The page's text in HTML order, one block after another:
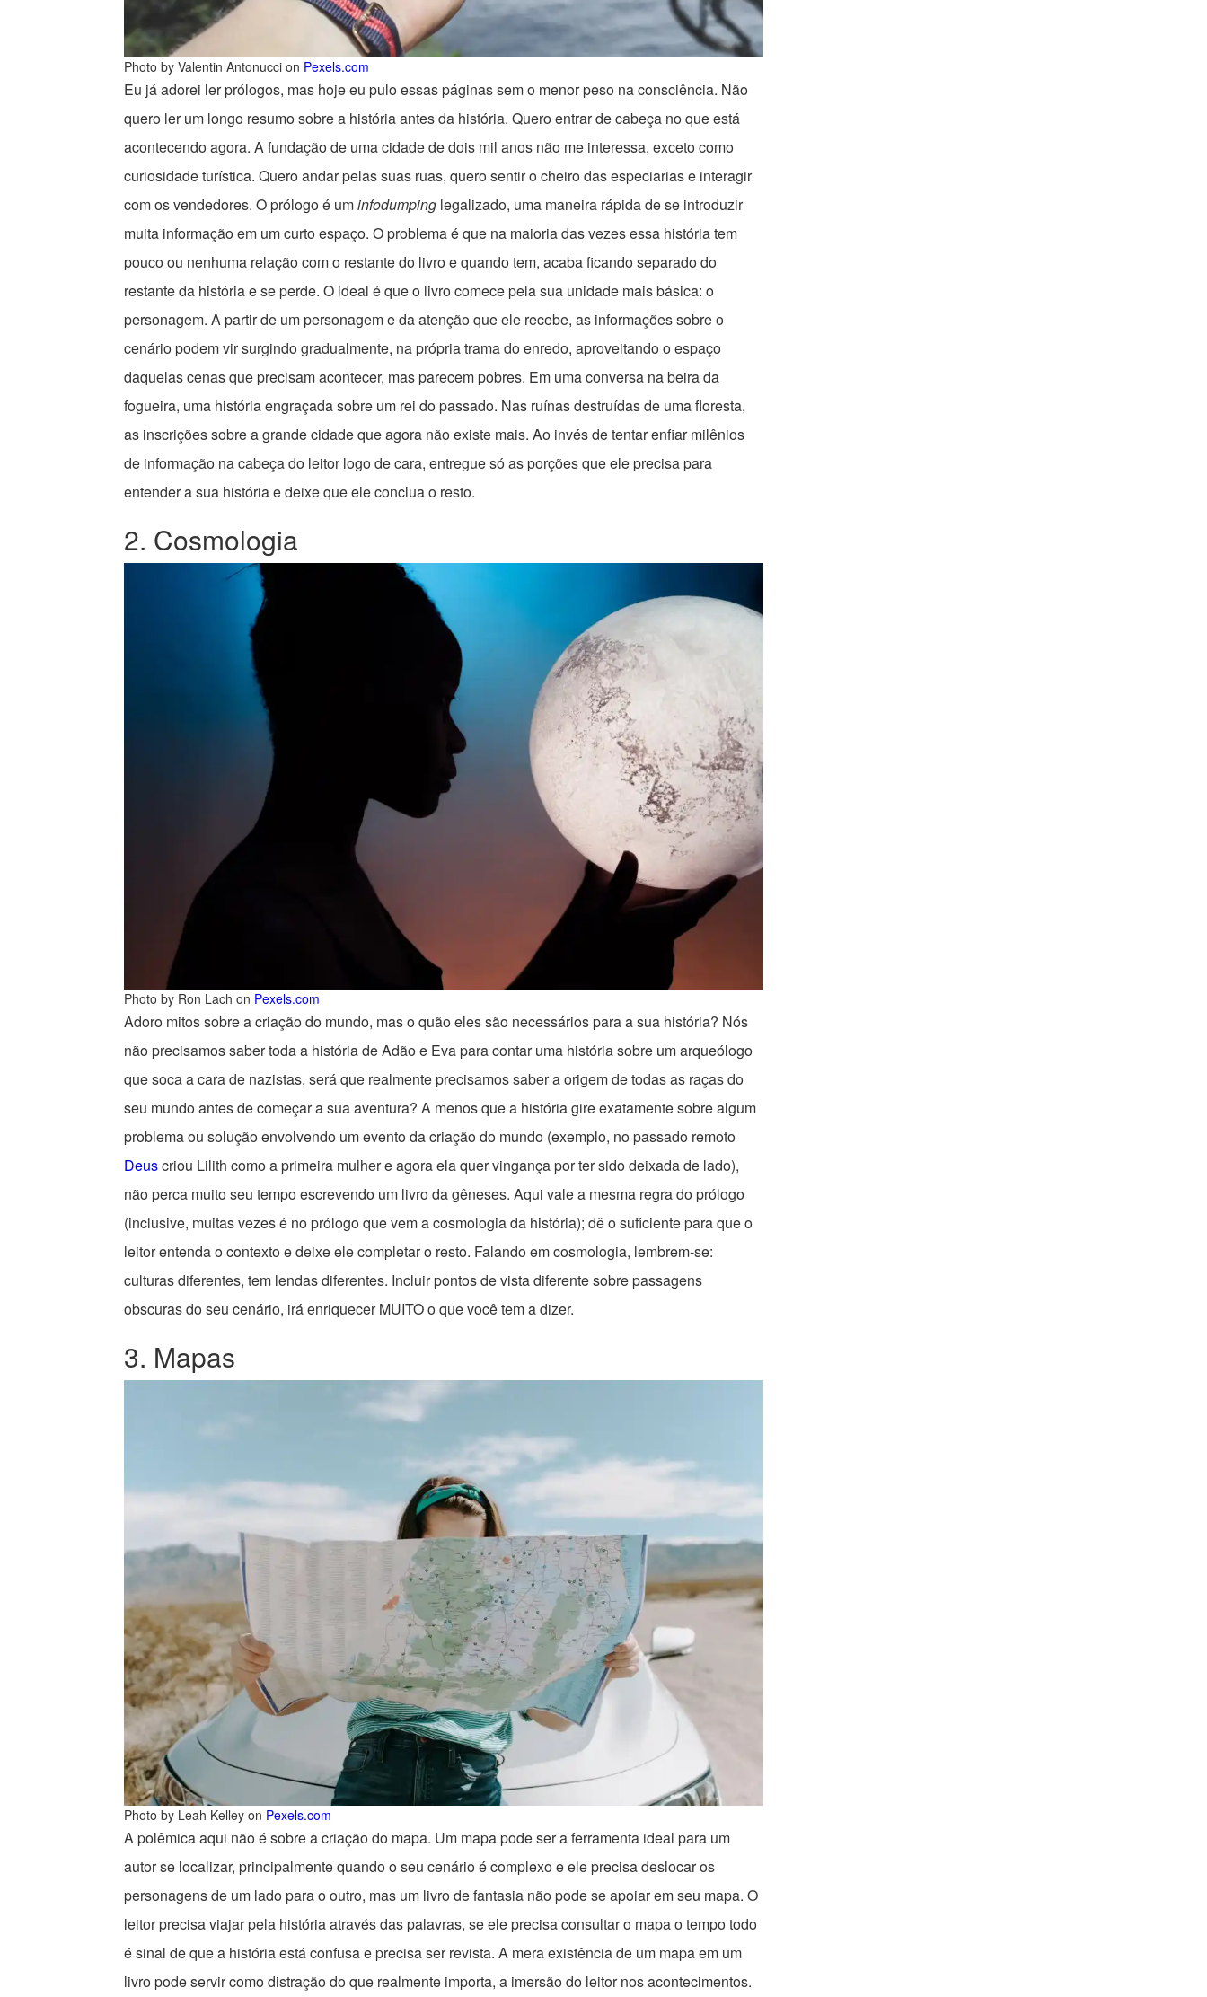
Photo by Valentin Antonucci on Pexels.com
Eu já adorei ler prólogos, mas hoje eu pulo essas páginas sem o menor peso na consciência. Não
quero ler um longo resumo sobre a história antes da história. Quero entrar de cabeça no que está
acontecendo agora. A fundação de uma cidade de dois mil anos não me interessa, exceto como
curiosidade turística. Quero andar pelas suas ruas, quero sentir o cheiro das especiarias e interagir
com os vendedores. O prólogo é uminfodumping legalizado, uma maneira rápida de se introduzir
muita informação em um curto espaço. O problema é que na maioria das vezes essa história tem
pouco ou nenhuma relação com o restante do livro e quando tem, acaba ficando separado do
restante da história e se perde. O ideal é que o livro comece pela sua unidade mais básica: o
personagem. A partir de um personagem e da atenção que ele recebe, as informações sobre o
cenário podem vir surgindo gradualmente, na própria trama do enredo, aproveitando o espaço
daquelas cenas que precisam acontecer, mas parecem pobres. Em uma conversa na beira da
fogueira, uma história engraçada sobre um rei do passado. Nas ruínas destruídas de uma floresta,
as inscrições sobre a grande cidade que agora não existe mais. Ao invés de tentar enfiar milênios
de informação na cabeça do leitor logo de cara, entregue só as porções que ele precisa para
entender a sua história e deixe que ele conclua o resto.
2. Cosmologia
Photo by Ron Lach on Pexels.com
Adoro mitos sobre a criação do mundo, mas o quão eles são necessários para a sua história? Nós
não precisamos saber toda a história de Adão e Eva para contar uma história sobre um arqueólogo
que soca a cara de nazistas, será que realmente precisamos saber a origem de todas as raças do
seu mundo antes de começar a sua aventura? A menos que a história gire exatamente sobre algum
problema ou solução envolvendo um evento da criação do mundo (exemplo, no passado remoto
Deuscriou Lilith como a primeira mulher e agora ela quer vingança por ter sido deixada de lado),
não perca muito seu tempo escrevendo um livro da gêneses. Aqui vale a mesma regra do prólogo
(inclusive, muitas vezes é no prólogo que vem a cosmologia da história); dê o suficiente para que o
leitor entenda o contexto e deixe ele completar o resto. Falando em cosmologia, lembrem-se:
culturas diferentes, tem lendas diferentes. Incluir pontos de vista diferente sobre passagens
obscuras do seu cenário, irá enriquecer MUITO o que você tem a dizer.
3. Mapas
Photo by Leah Kelley on Pexels.com
A polêmica aqui não é sobre a criação do mapa. Um mapa pode ser a ferramenta ideal para um
autor se localizar, principalmente quando o seu cenário é complexo e ele precisa deslocar os
personagens de um lado para o outro, mas um livro de fantasia não pode se apoiar em seu mapa. O
leitor precisa viajar pela história através das palavras, se ele precisa consultar o mapa o tempo todo
é sinal de que a história está confusa e precisa ser revista. A mera existência de um mapa em um
livro pode servir como distração do que realmente importa, a imersão do leitor nos acontecimentos.